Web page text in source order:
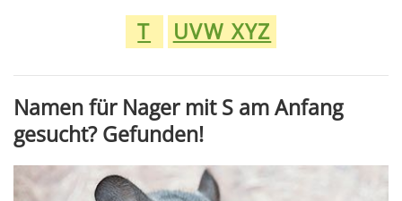
T
UVW XYZ
Namen für Nager mit S am Anfang
gesucht? Gefunden!